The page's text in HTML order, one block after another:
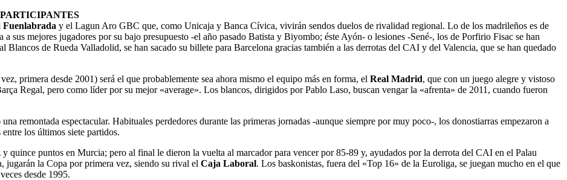
Fuenlabrada y el Lagun Aro GBC que, como Unicaja y Banca Cívica, vivirán sendos duelos de rivalidad regional. Lo de los madrileños es de
sus mejores jugadores por su bajo presupuesto -el año pasado Batista y Biyombo; éste Ayón- o lesiones -Sené-, los de Porfirio Fisac se han
Blancos de Rueda Valladolid, se han sacado su billete para Barcelona gracias también a las derrotas del CAI y del Valencia, que se han quedado
primera desde 2001) será el que probablemente sea ahora mismo el equipo más en forma, el Real Madrid, que con un juego alegre y vistoso
Regal, pero como líder por su mejor «average». Los blancos, dirigidos por Pablo Laso, buscan vengar la «afrenta» de 2011, cuando fueron
remontada espectacular. Habituales perdedores durante las primeras jornadas -aunque siempre por muy poco-, los donostiarras empezaron a
los últimos siete partidos.
quince puntos en Murcia; pero al final le dieron la vuelta al marcador para vencer por 85-89 y, ayudados por la derrota del CAI en el Palau
jugarán la Copa por primera vez, siendo su rival el Caja Laboral. Los baskonistas, fuera del «Top 16» de la Euroliga, se juegan mucho en el que
desde 1995.